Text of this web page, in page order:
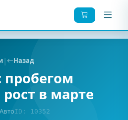
| Назад
пробегом
в марте
АвтоID: 10352